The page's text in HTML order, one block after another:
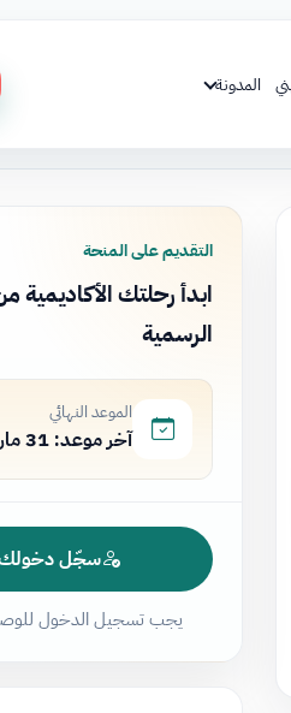
المدونة
التقديم على المنحة
ابدأ رحلتك الأكاديمية
الرسمية
الموعد النهائي
آخر موعد: 31 مارس من كل عام
سجّل دخولك
يجب تسجيل الدخول